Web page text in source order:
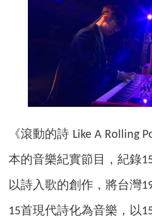
《滾動的詩 Like A Rolling
本的音樂紀實節目，紀錄
以詩入歌的創作，將台灣
15首現代詩化為音樂，以